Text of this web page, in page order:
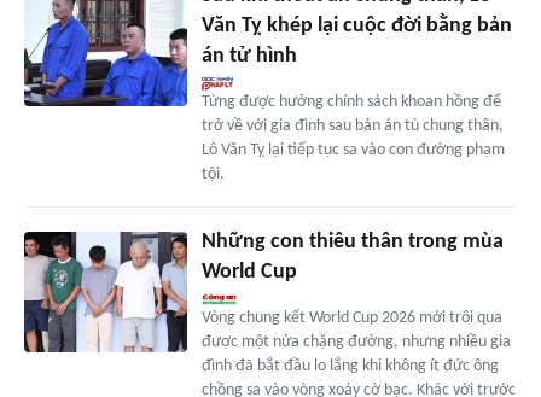
Văn Tỵ khép lại cuộc đời bằng bản
án tử hình
Từng được hưởng chính sách khoan hồng để
trở về với gia đình sau bản án tù chung thân,
Lô Văn Tỵ lại tiếp tục sa vào con đường phạm
tội.
Những con thiêu thân trong mùa
World Cup
Vòng chung kết World Cup 2026 mới trôi qua
được một nửa chặng đường, nhưng nhiều gia
đình đã bắt đầu lo lắng khi không ít đức ông
chồng sa vào vòng xoáy cờ bạc. Khác với trước